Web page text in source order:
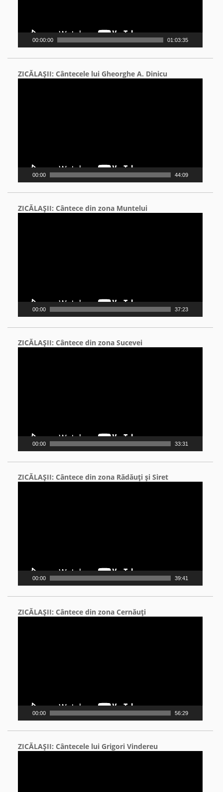
00:00:00 01:03:35
ZICĂLAŞII: Cântecele lui Gheorghe A. Dinicu
00:00 44:09
ZICĂLAŞII: Cântece din zona Muntelui
00:00 37:23
ZICĂLAŞII: Cântece din zona Sucevei
00:00 33:31
ZICĂLAŞII: Cântece din zona Rădăuţi şi Siret
00:00 39:41
ZICĂLAŞII: Cântece din zona Cernăuţi
00:00 56:29
ZICĂLAŞII: Cântecele lui Grigori Vindereu